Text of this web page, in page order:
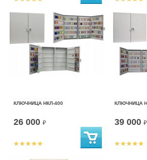
КЛЮЧНИЦА НКЛ-400
26 000 ₽
КЛЮЧНИЦА
39 000 ₽